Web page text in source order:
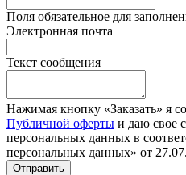
Поля обязательное для
Электронная почта
Текст сообщения
Нажимая кнопку «Заказать» я
Публичной оферты и даю свое
персональных данных в
персональных данных» от
Отправить